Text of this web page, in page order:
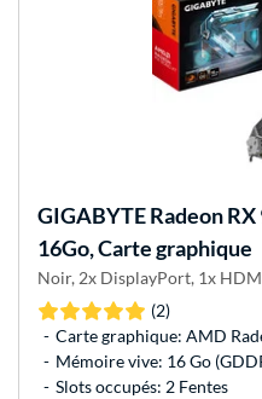
GIGABYTERadeon
16Go, Carte graphique
Noir, 2x DisplayPort, 1x
(2)
Carte graphique: AMD
Mémoire vive: 16 Go
Slots occupés: 2 Fentes